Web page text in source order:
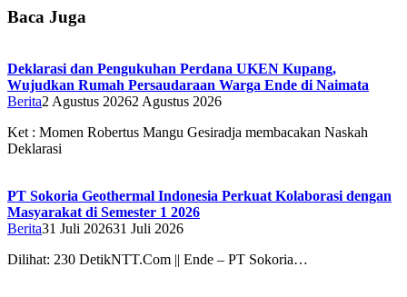
Baca Juga
Deklarasi dan Pengukuhan Perdana UKEN Kupang,
Wujudkan Rumah Persaudaraan Warga Ende di Naimata
Berita2 Agustus 20262 Agustus 2026
Ket : Momen Robertus Mangu Gesiradja membacakan Naskah
Deklarasi
PT Sokoria Geothermal Indonesia Perkuat Kolaborasi dengan
Masyarakat di Semester 1 2026
Berita31 Juli 202631 Juli 2026
Dilihat: 230 DetikNTT.Com || Ende – PT Sokoria…